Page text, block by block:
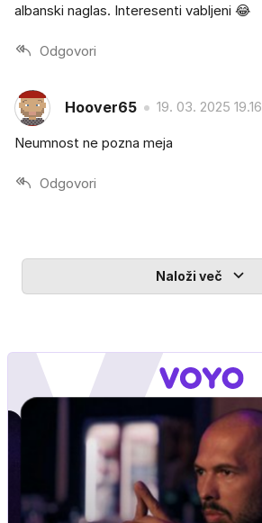
albanski naglas. Interesenti vabljeni 😂
Odgovori
Hoover65 19. 03. 2025 19.16
Neumnost ne pozna meja
Odgovori
Naloži več